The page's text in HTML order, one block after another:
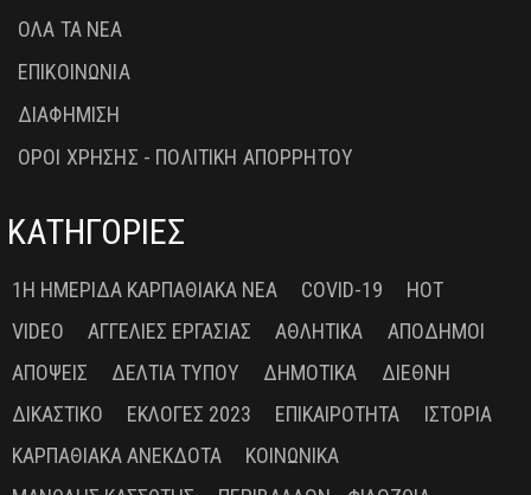
ΟΛΑ ΤΑ ΝΕΑ
ΕΠΙΚΟΙΝΩΝΙΑ
ΔΙΑΦΗΜΙΣΗ
ΟΡΟΙ ΧΡΗΣΗΣ - ΠΟΛΙΤΙΚΗ ΑΠΟΡΡΗΤΟΥ
ΚΑΤΗΓΟΡΙΕΣ
1Η ΗΜΕΡΊΔΑ ΚΑΡΠΑΘΙΑΚΆ ΝΈΑ COVID-19
HOT
VIDEO
ΑΓΓΕΛΊΕΣ ΕΡΓΑΣΊΑΣ ΑΘΛΗΤΙΚΆ
ΑΠΌΔΗΜΟΙ
ΑΠΌΨΕΙΣ
ΔΕΛΤΊΑ ΤΎΠΟΥ ΔΗΜΟΤΙΚΆ
ΔΙΕΘΝΉ
ΔΙΚΑΣΤΙΚΌ
ΕΚΛΟΓΈΣ 2023 ΕΠΙΚΑΙΡΌΤΗΤΑ
ΙΣΤΟΡΊΑ
ΚΑΡΠΑΘΙΑΚΆ ΑΝΈΚΔΟΤΑ
ΚΟΙΝΩΝΙΚΆ